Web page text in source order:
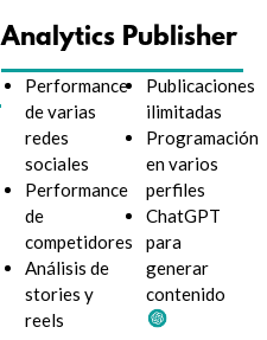
Analytics
Performance
de varias
redes
sociales
Performance
de
competidores
Análisis de
stories y
reels
Publisher
Publicaciones
ilimitadas
Programación
en varios
perfiles
ChatGPT
para
generar
contenido